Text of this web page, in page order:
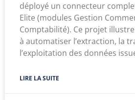
déployé un connecteur complet
Elite (modules Gestion
Comptabilité). Ce projet
à automatiser l’extraction, la
l’exploitation des données
LIRE LA SUITE